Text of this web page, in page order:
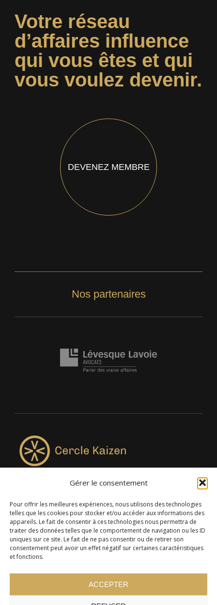
Gérer le consentement
Pour offrir les meilleures expériences, nous utilisons des technologies
telles que les cookies pour stocker et/ou accéder aux informations des
appareils. Le fait de consentir à ces technologies nous permettra de
traiter des données telles que le comportement de navigation ou les ID
uniques sur ce site. Le fait de ne pas consentir ou de retirer son
consentement peut avoir un effet négatif sur certaines caractéristiques
et fonctions.
ACCEPTER
Votre réseau
d’affaires influence
qui vous êtes et qui
vous voulez devenir.
DEVENEZ MEMBRE
Nos partenaires
4957, rue Lionel-Groulx, bureau 819, Saint-Augustin-de-
Desmaures QC G3A 0M7